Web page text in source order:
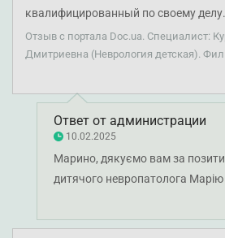
квалифицированный по своему
понравилось на визите.
Отзыв с портала Doc.ua. Специалист:
Дмитриевна (Неврология детская).
Ответ от администрации
10.02.2025
Марино, дякуємо вам за
дитячого невропатолога